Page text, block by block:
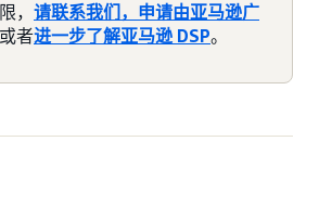
， 请联系我们，申请由亚马逊广
者进一步了解亚马逊 DSP。